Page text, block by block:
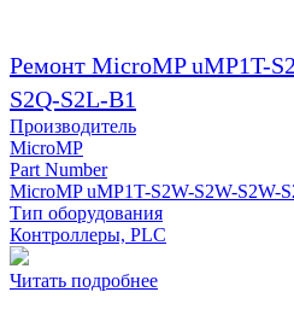
Ремонт MicroMP uMP1T-
S2Q-S2L-B1
Производитель
MicroMP
Part Number
MicroMP uMP1T-S2W-S2W-S2W-
Тип оборудования
Контроллеры, PLC
Читать подробнее